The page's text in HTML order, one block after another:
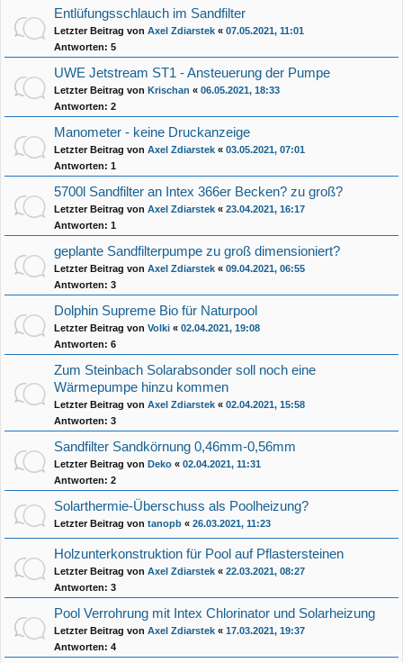
Entlüfungsschlauch im Sandfilter
Letzter Beitrag von Axel Zdiarstek « 07.05.2021, 11:01
Antworten: 5
UWE Jetstream ST1 - Ansteuerung der Pumpe
Letzter Beitrag von Krischan « 06.05.2021, 18:33
Antworten: 2
Manometer - keine Druckanzeige
Letzter Beitrag von Axel Zdiarstek « 03.05.2021, 07:01
Antworten: 1
5700l Sandfilter an Intex 366er Becken? zu groß?
Letzter Beitrag von Axel Zdiarstek « 23.04.2021, 16:17
Antworten: 1
geplante Sandfilterpumpe zu groß dimensioniert?
Letzter Beitrag von Axel Zdiarstek « 09.04.2021, 06:55
Antworten: 3
Dolphin Supreme Bio für Naturpool
Letzter Beitrag von Volki « 02.04.2021, 19:08
Antworten: 6
Zum Steinbach Solarabsonder soll noch eine
Wärmepumpe hinzu kommen
Letzter Beitrag von Axel Zdiarstek « 02.04.2021, 15:58
Antworten: 3
Sandfilter Sandkörnung 0,46mm-0,56mm
Letzter Beitrag von Deko « 02.04.2021, 11:31
Antworten: 2
Solarthermie-Überschuss als Poolheizung?
Letzter Beitrag von tanopb « 26.03.2021, 11:23
Holzunterkonstruktion für Pool auf Pflastersteinen
Letzter Beitrag von Axel Zdiarstek « 22.03.2021, 08:27
Antworten: 3
Pool Verrohrung mit Intex Chlorinator und Solarheizung
Letzter Beitrag von Axel Zdiarstek « 17.03.2021, 19:37
Antworten: 4